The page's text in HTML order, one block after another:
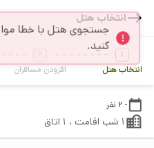
انتخاب هتل
1
انتخاب هتل
افزودن مسافران
- 2 نفر
1 شب اقامت ، 1 اتاق